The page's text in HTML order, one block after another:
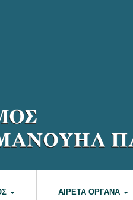
ΑΙΡΕΤΆ ΌΡΓΑΝΑ